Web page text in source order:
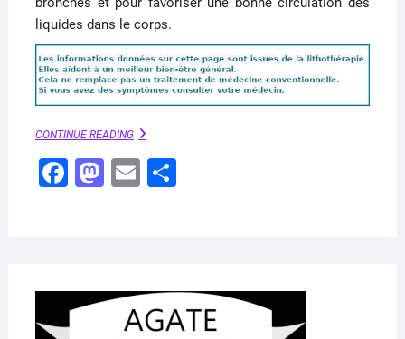
liquides dans le corps.
CONTINUE READINGAIGUE-
–
UTILISATION
F
b
o
M
d
E P
er